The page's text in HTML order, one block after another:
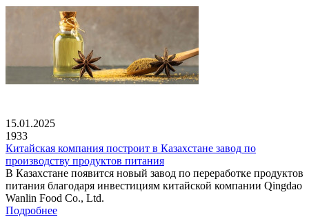
15.01.2025
1933
Китайская компания построит в Казахстане завод по
производству продуктов питания
В Казахстане появится новый завод по переработке продуктов
питания благодаря инвестициям китайской компании Qingdao
Wanlin Food Co., Ltd.
Подробнее